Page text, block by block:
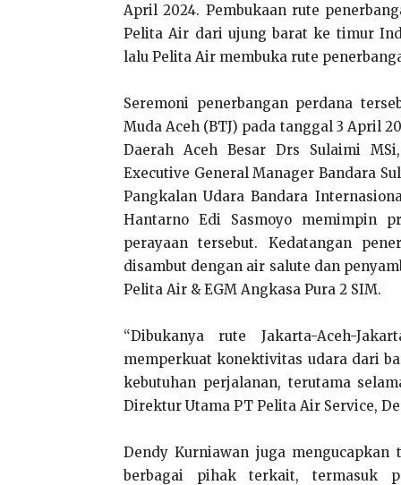
April 2024. Pembukaan rute
Pelita Air dari ujung barat ke timur
lalu Pelita Air membuka rute
Seremoni penerbangan perdana
Muda Aceh (BTJ) pada tanggal 3 April
Daerah Aceh Besar Drs Sulaimi
Executive General Manager Bandara
Pangkalan Udara Bandara
Hantarno Edi Sasmoyo memimpin
perayaan tersebut. Kedatangan
disambut dengan air salute dan
Pelita Air & EGM Angkasa Pura 2 SIM.
“Dibukanya rute Jakarta-Aceh-
memperkuat konektivitas udara dari
kebutuhan perjalanan, terutama
Direktur Utama PT Pelita Air Service,
Dendy Kurniawan juga
berbagai pihak terkait, termasuk